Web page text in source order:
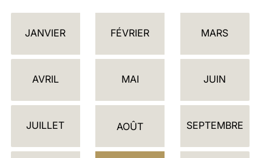
C
L
D
I
JANVIER FÉVRIER MARS
AVRIL MAI JUIN
JUILLET AOÛT SEPTEMBRE